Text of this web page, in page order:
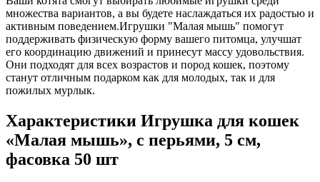
множества вариантов, а вы будете наслаждаться их радостью и
активным поведением.Игрушки "Малая мышь" помогут
поддерживать физическую форму вашего питомца, улучшат
его координацию движений и принесут массу удовольствия.
Они подходят для всех возрастов и пород кошек, поэтому
станут отличным подарком как для молодых, так и для
пожилых мурлык.
Характеристики Игрушка для кошек
«Малая мышь», с перьями, 5 см,
фасовка 50 шт